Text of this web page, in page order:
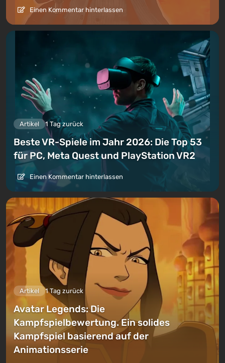
Einen Kommentar hinterlassen
Artikel 1 Tag zurück
Beste VR-Spiele im Jahr 2026: Die Top 53
für PC, Meta Quest und PlayStation VR2
Einen Kommentar hinterlassen
Artikel 1 Tag zurück
Avatar Legends: Die
Kampfspielbewertung. Ein solides
Kampfspiel basierend auf der
Animationsserie